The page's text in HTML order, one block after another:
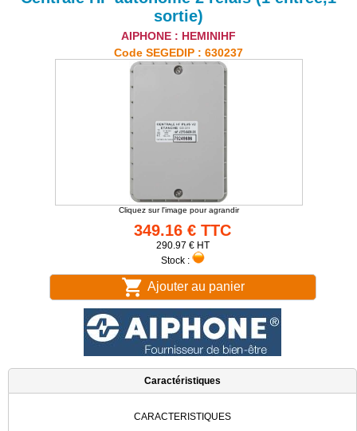
sortie)
AIPHONE : HEMINIHF
Code SEGEDIP : 630237
Cliquez sur l'image pour agrandir
349.16 € TTC
290.97 € HT
Stock :
Ajouter au panier
Caractéristiques
CARACTERISTIQUES